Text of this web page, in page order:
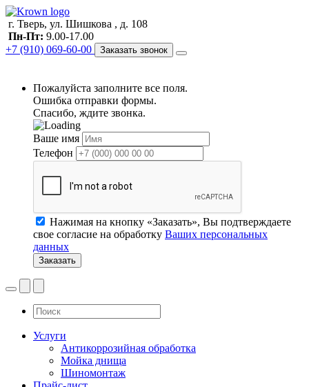
г. Тверь, ул. Шишкова , д. 108
Пн-Пт: 9.00-17.00
+7 (910) 069-60-00
Заказать звонок
Пожалуйста заполните все поля.
Ошибка отправки формы.
Спасибо, ждите звонка.
Ваше имя
Телефон
Нажимая на кнопку «Заказать», Вы подтверждаете
свое согласие на обработку Ваших персональных
данных
Заказать
Услуги
Антикоррозийная обработка
Мойка днища
Шиномонтаж